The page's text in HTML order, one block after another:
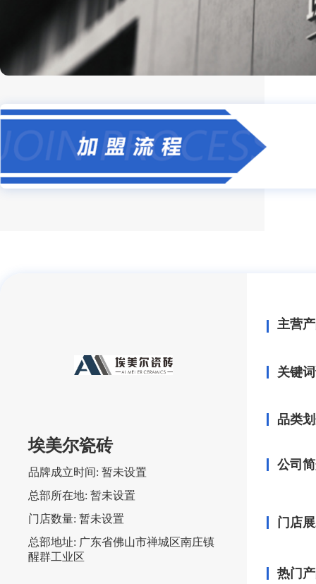
埃美尔瓷砖
品牌成立时间: 暂未设置
总部所在地: 暂未设置
门店数量: 暂未设置
总部地址: 广东省佛山市禅城区南庄镇
醒群工业区
主营
关键
品类
公司
门店
热门